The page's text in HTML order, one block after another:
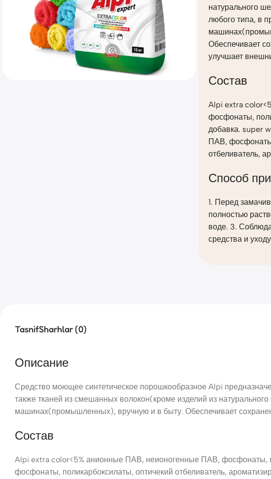
натурального
любого типа, в
Обеспечивает
улучшает
Состав
Alpi extra
фосфонаты,
добавка. super
ПАВ,
отбеливатель,
Способ
1. Перед
полностью
воде. 3.
средства и
TasnifSharhlar (0)
Описание
Средство моющее синтетическое порошкообразное Alpi
также тканей из смешанных волокон(кроме изделий из
машинах(промышленных), вручную и в быту. Обеспечивает
Состав
Alpi extra color<5% анионные ПАВ, неионогенные ПАВ, фосфонаты,
фосфонаты, поликарбоксилаты, оптичекий отбеливатель,